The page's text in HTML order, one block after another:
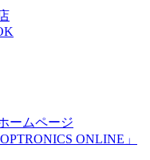
ームページ
ONLINE」